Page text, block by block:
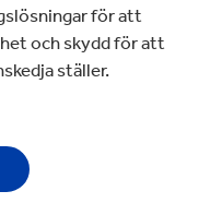
för att
och skydd för att
ställer.